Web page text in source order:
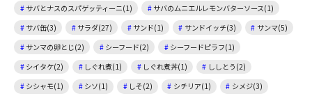
サバとナスのスパゲッティーニ(1)
サバのムニエルレモンバターソース(1)
サバ缶(3)
サラダ(27) サンド(1) サンドイッチ(3)
サンマ(5)
サンマの卵とじ(2)
シーフード(2)
シーフードピラフ(1)
シイタケ(2)
しぐれ煮(1) しぐれ煮丼(1)
ししとう(2)
シシャモ(1)
シソ(1) しそ(2) シチリア(1)
シメジ(3)